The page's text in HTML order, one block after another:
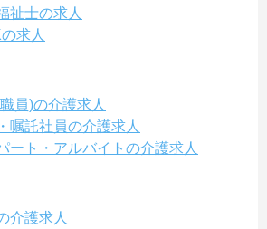
祉士の求人
求人
員)の介護求人
嘱託社員の介護求人
ート・アルバイトの介護求人
介護求人